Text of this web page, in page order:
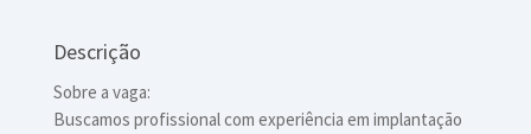
Descrição
Sobre a vaga:
Buscamos profissional com experiência em implantação